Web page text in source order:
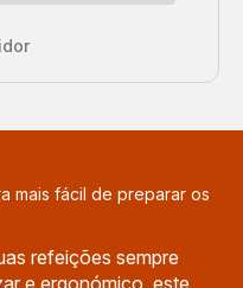
mais fácil de preparar os
refeições sempre
e ergonómico, este